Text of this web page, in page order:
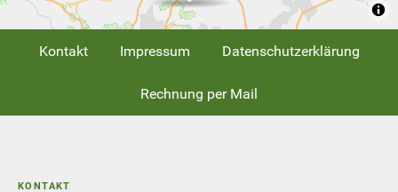
Kontakt Impressum Datenschutzerklärung
Rechnung per Mail
KONTAKT